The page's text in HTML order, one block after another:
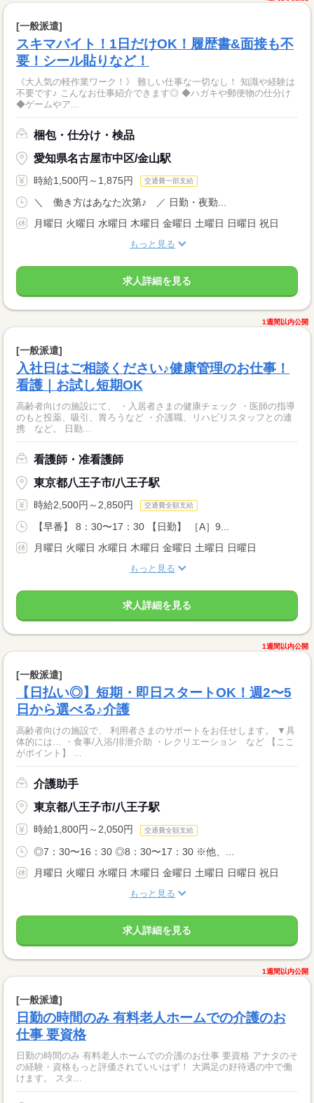
[一般派遣]
スキマバイト！1日だけOK！履歴書&面接も不
要！シール貼りなど！
《大人気の軽作業ワーク！》 難しい仕事な一切なし！ 知識や経験は
不要です♪ こんなお仕事紹介できます◎ ◆ハガキや郵便物の仕分け
◆ゲームやア...
梱包・仕分け・検品
愛知県名古屋市中区/金山駅
時給1,500円～1,875円 交通費一部支給
＼ 働き方はあなた次第♪ ／ 日勤・夜勤...
月曜日 火曜日 水曜日 木曜日 金曜日 土曜日 日曜日 祝日
もっと見る
求人詳細を見る
1週間以内公開
[一般派遣]
入社日はご相談ください♪健康管理のお仕事！
看護｜お試し短期OK
高齢者向けの施設にて、 ・入居者さまの健康チェック ・医師の指導
のもと投薬、吸引、胃ろうなど ・介護職、リハビリスタッフとの連
携 など。 日勤...
看護師・准看護師
東京都八王子市/八王子駅
時給2,500円～2,850円 交通費全額支給
【早番】 8：30〜17：30 【日勤】 ［A］9...
月曜日 火曜日 水曜日 木曜日 金曜日 土曜日 日曜日
もっと見る
求人詳細を見る
1週間以内公開
[一般派遣]
【日払い◎】短期・即日スタートOK！週2〜5
日から選べる♪介護
高齢者向けの施設で、 利用者さまのサポートをお任せします。 ▼具
体的には… ・食事/入浴/排泄介助 ・レクリエーション など 【ここ
がポイント】 ...
介護助手
東京都八王子市/八王子駅
時給1,800円～2,050円 交通費全額支給
◎7：30〜16：30 ◎8：30〜17：30 ※他、...
月曜日 火曜日 水曜日 木曜日 金曜日 土曜日 日曜日 祝日
もっと見る
求人詳細を見る
1週間以内公開
[一般派遣]
日勤の時間のみ 有料老人ホームでの介護のお
仕事 要資格
日勤の時間のみ 有料老人ホームでの介護のお仕事 要資格 アナタのそ
の経験・資格もっと評価されていいはず！ 大満足の好待遇の中で働
けます。 スタ...